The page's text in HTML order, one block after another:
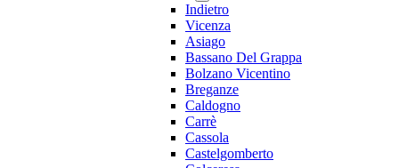
Indietro
Vicenza
Asiago
Bassano Del Grappa
Bolzano Vicentino
Breganze
Caldogno
Carrè
Cassola
Castelgomberto